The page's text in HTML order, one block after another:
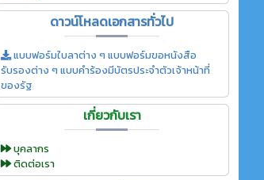
ดาวน์โหลดเอกสารทั่วไป
แบบฟอร์มใบลาต่าง ๆ แบบฟอร์มขอหนังสือ
รับรองต่าง ๆ แบบคำร้องมีบัตรประจำตัวเจ้าหน้าที่
ของรัฐ
เกี่ยวกับเรา
บุคลากร
ติดต่อเรา